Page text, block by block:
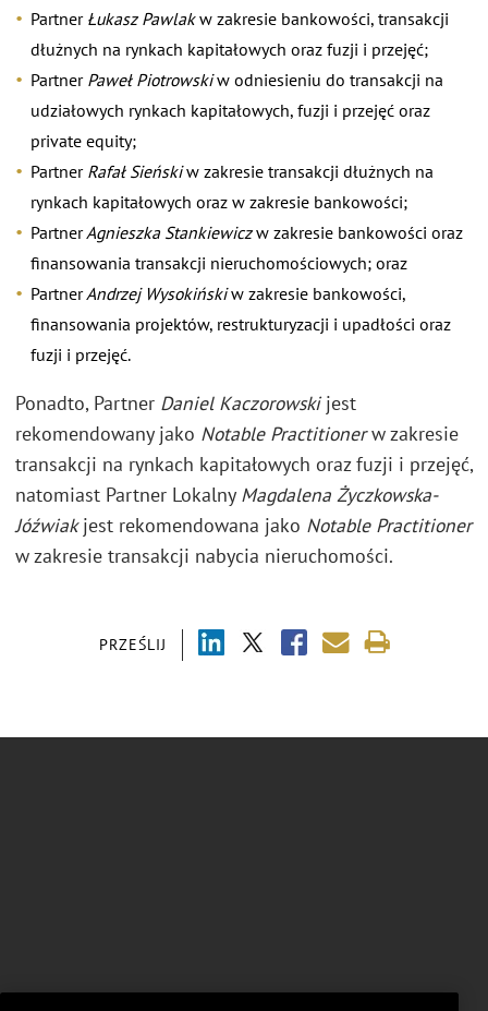
PRZEŚLIJ
PartnerŁukasz Pawlakw zakresie bankowości, transakcji
dłużnych na rynkach kapitałowych oraz fuzji i przejęć;
PartnerPaweł Piotrowskiw odniesieniu do transakcji na
udziałowych rynkach kapitałowych, fuzji i przejęć oraz
private equity;
PartnerRafał Sieńskiw zakresie transakcji dłużnych na
rynkach kapitałowych oraz w zakresie bankowości;
PartnerAgnieszka Stankiewiczw zakresie bankowości oraz
finansowania transakcji nieruchomościowych; oraz
PartnerAndrzej Wysokińskiw zakresie bankowości,
finansowania projektów, restrukturyzacji i upadłości oraz
fuzji i przejęć.
Ponadto, Partner Daniel Kaczorowskijest
rekomendowany jako Notable Practitionerw zakresie
transakcji na rynkach kapitałowych oraz fuzji i przejęć,
natomiast Partner Lokalny Magdalena Życzkowska-
Jóźwiakjest rekomendowana jako Notable Practitioner
w zakresie transakcji nabycia nieruchomości.